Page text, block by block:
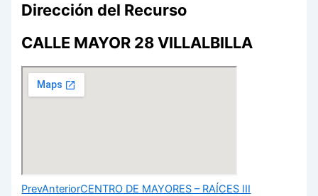
Dirección del Recurso
CALLE MAYOR 28 VILLALBILLA
PrevAnteriorCENTRO DE MAYORES – RAÍCES III